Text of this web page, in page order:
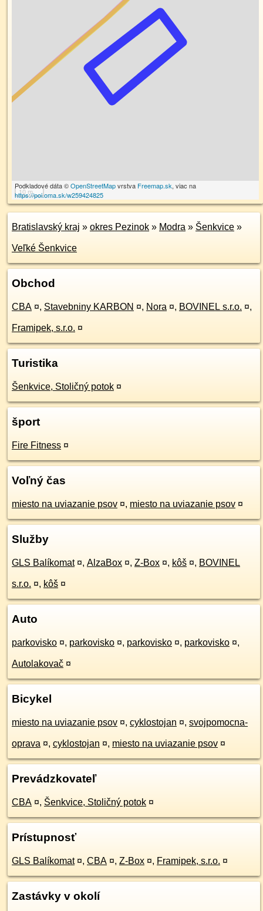
10 m
Podkladové dáta ©OpenStreetMapvrstva Freemap.sk, viac na
https://poi.oma.sk/w259424825
Bratislavský kraj » okres Pezinok » Modra » Šenkvice »
Veľké Šenkvice
Obchod
CBA ¤, Stavebniny KARBON ¤, Nora ¤, BOVINEL s.r.o. ¤,
Framipek, s.r.o. ¤
Turistika
Šenkvice, Stoličný potok ¤
šport
Fire Fitness ¤
Voľný čas
miesto na uviazanie psov ¤, miesto na uviazanie psov ¤
Služby
GLS Balíkomat ¤, AlzaBox ¤, Z-Box ¤, kôš ¤, BOVINEL
s.r.o. ¤, kôš ¤
Auto
parkovisko ¤, parkovisko ¤, parkovisko ¤, parkovisko ¤,
Autolakovač ¤
Bicykel
miesto na uviazanie psov ¤, cyklostojan ¤, svojpomocna-
oprava ¤, cyklostojan ¤, miesto na uviazanie psov ¤
Prevádzkovateľ
CBA ¤, Šenkvice, Stoličný potok ¤
Prístupnosť
GLS Balíkomat ¤, CBA ¤, Z-Box ¤, Framipek, s.r.o. ¤
Zastávky v okolí